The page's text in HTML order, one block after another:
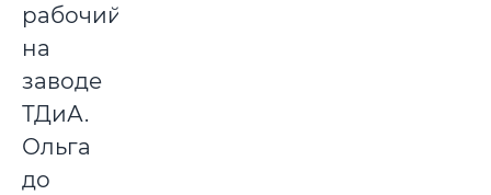
рабочий
на
заводе
ТДиА.
Ольга
до